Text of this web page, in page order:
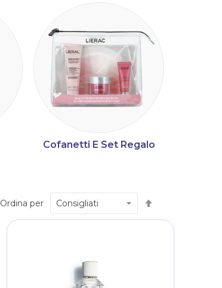
Cofanetti E Set Regalo
Ordina per
direzione